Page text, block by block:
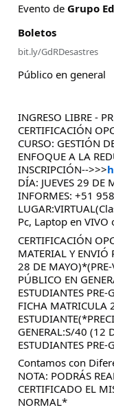
Evento de Grupo
Boletos
bit.ly/GdRDesastres
Público en general
INGRESO LIBRE -
CERTIFICACIÓN
CURSO: GESTIÓN
ENFOQUE A LA
INSCRIPCIÓN-->>>
DÍA: JUEVES 29 DE
INFORMES: +51
Pc, Laptop en VIVO
CERTIFICACIÓN
MATERIAL Y ENVIÓ
28 DE
PÚBLICO EN
ESTUDIANTES
FICHA MATRICULA
GENERAL:S/40 (12
ESTUDIANTES
Contamos con
NOTA: PODRÁS
CERTIFICADO EL
NORMAL*